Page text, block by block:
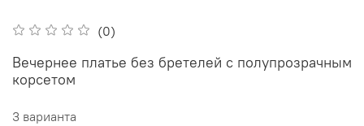
(0)
Вечернее платье без бретелей с полупрозрачным
корсетом
3 варианта